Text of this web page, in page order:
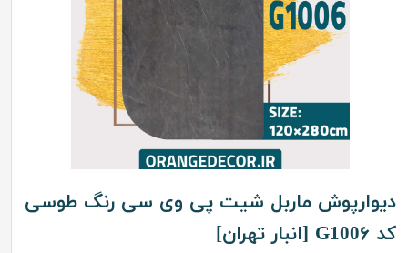
دیوارپوش ماربل شیت پی وی سی رنگ طوسی
کد G100۶ [انبار تهران]